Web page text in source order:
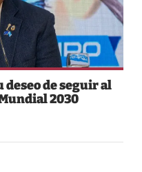
de seguir al
2030